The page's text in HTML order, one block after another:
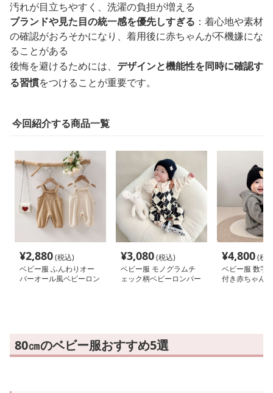
汚れが目立ちやすく、洗濯の負担が増える
ブランドや見た目の統一感を優先しすぎる ：着心地や素材
の確認がおろそかになり、着用後に赤ちゃんが不機嫌にな
ることがある
後悔を避けるためには、 デザインと機能性を同時に確認す
る習慣をつけることが重要です。
今回紹介する商品一覧
¥2,880(税込)
ベビー服 ふんわりオー
バーオール風ベビーロン
¥3,080(税込)
ベビー服 モノグラムチ
ェック柄ベビーロンパー
¥4,800(税
ベビー服 数字
付き赤ちゃん
80㎝のベビー服おすすめ5選